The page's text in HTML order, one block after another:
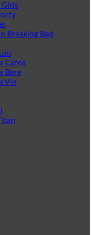
Breaking Bad
Cafea
Bere
Vin